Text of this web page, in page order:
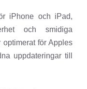
iPhone och iPad,
och smidiga
för Apples
uppdateringar till